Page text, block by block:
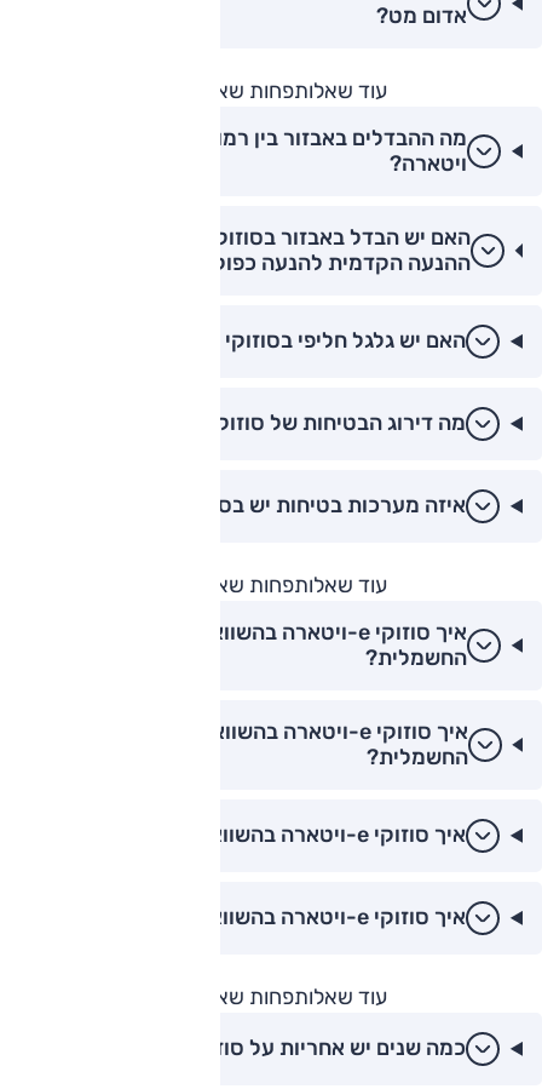
אדום מט?
עוד שאלותפחות שאלות
ויטארה?
ההנעה הקדמית להנעה כפולה?
האם יש גלגל חליפי בסוזוקי e-ויטארה?
מה דירוג הבטיחות של סוזוקי e-ויטארה?
איזה מערכות בטיחות יש בסוזוקי e-ויטארה?
עוד שאלותפחות שאלות
החשמלית?
החשמלית?
איך סוזוקי e-ויטארה בהשוואה לקיה EV3?
איך סוזוקי e-ויטארה בהשוואה לג'אקו 5 החשמלי?
עוד שאלותפחות שאלות
כמה שנים יש אחריות על סוזוקי e-ויטארה?